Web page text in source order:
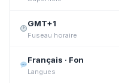
GMT+1
Fuseau horaire
Français · Fon
Langues